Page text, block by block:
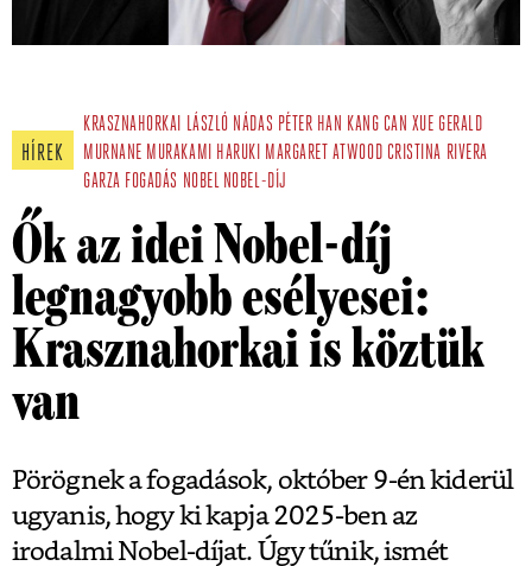
HÍREK
KRASZNAHORKAI LÁSZLÓ NÁDAS PÉTER HAN KANG CAN XUE GERALD
MURNANE MURAKAMI HARUKI MARGARET ATWOOD CRISTINA RIVERA
GARZA FOGADÁS NOBEL NOBEL-DÍJ
Ők az idei Nobel-díj
legnagyobb esélyesei:
Krasznahorkai is köztük
van
Pörögnek a fogadások, október 9-én kiderül
ugyanis, hogy ki kapja 2025-ben az
irodalmi Nobel-díjat. Úgy tűnik, ismét